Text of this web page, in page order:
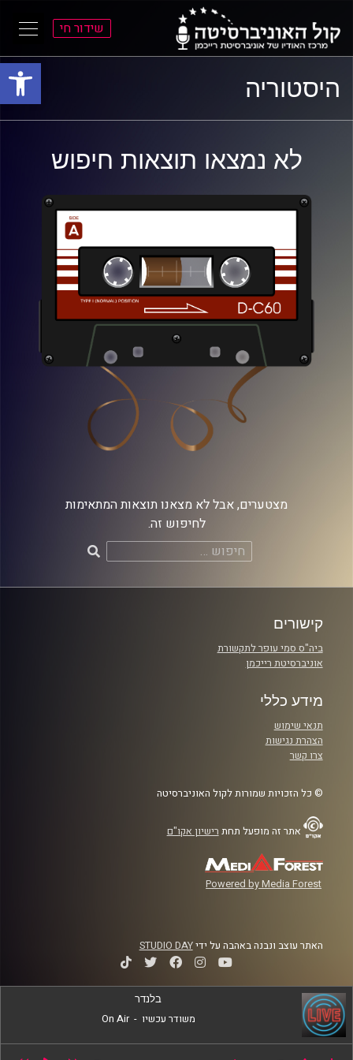
פתח
התפריט
הראשי
התוכן
הראשי
שידור חי
היסטוריה
לא נמצאו תוצאות חיפוש
מצטערים, אבל לא מצאנו תוצאות המתאימות
לחיפוש זה.
חיפוש:
קישורים
ביה"ס סמי עופר לתקשורת
אוניברסיטת רייכמן
מידע כללי
תנאי שימוש
הצהרת נגישות
צרו קשר
© כל הזכויות שמורות לקול האוניברסיטה
אתר זה מופעל תחת רישיון אקו"ם
Powered by Media Forest
האתר עוצב ונבנה באהבה על ידיSTUDIO DAY
בלנדר
משודר עכשיו -
On Air